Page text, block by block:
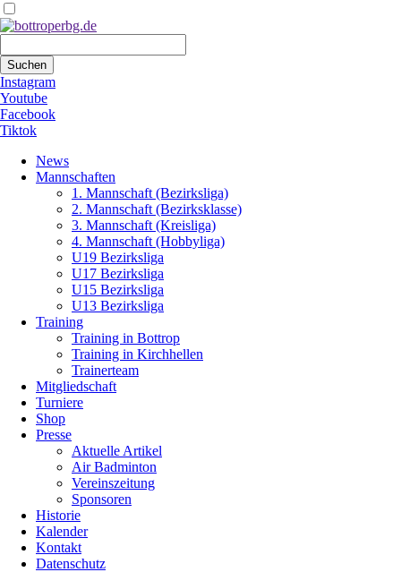
Suchen
Instagram
Youtube
Facebook
Tiktok
überspringen
News
Mannschaften
1. Mannschaft (Bezirksliga)
2. Mannschaft (Bezirksklasse)
3. Mannschaft (Kreisliga)
4. Mannschaft (Hobbyliga)
U19 Bezirksliga
U17 Bezirksliga
U15 Bezirksliga
U13 Bezirksliga
Training
Training in Bottrop
Training in Kirchhellen
Trainerteam
Mitgliedschaft
Turniere
Shop
Presse
Aktuelle Artikel
Air Badminton
Vereinszeitung
Sponsoren
Historie
Kalender
Kontakt
Datenschutz